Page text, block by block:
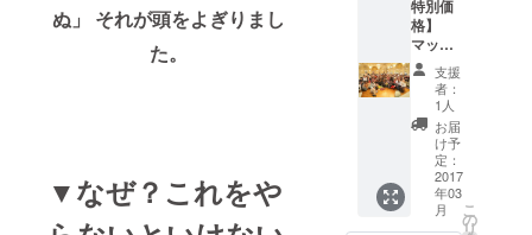
ぬ」 それが頭をよぎりまし
た。
▼なぜ？これをや
２１日
・場
所：中
央公会
堂 ・大
きさ、
２ｍ×２
ｍ ※場
所の指
定はで
きませ
ん。 ※
特別価
格】
マッチ
ング
フェア
展示会
（２
ブース
４万円
相当）
※お1人
１枠の
支援
者：
1人
お届
け予
定：
2017
年03
月
こ
の
リ